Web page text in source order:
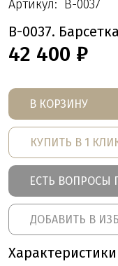
Артикул: B-0037
B-0037.
42 400 ₽
В КОРЗИНУ
КУПИТЬ В 1
ЕСТЬ ВОПРОСЫ
ДОБАВИТЬ В
Характеристики